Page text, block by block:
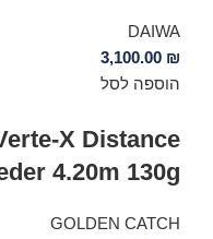
DAIWA
3,100.00 ₪
הוספה לסל
X Distance
4.20m 130g
GOLDEN CATCH